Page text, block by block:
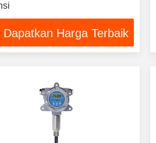
Dapatkan Harga Terbaik